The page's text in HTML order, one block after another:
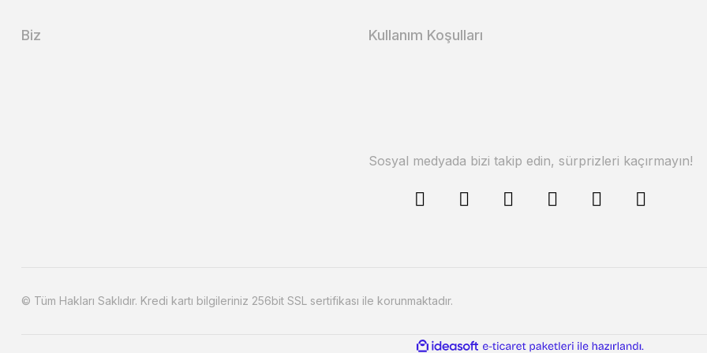
Biz Kullanım Koşulları
Sosyal medyada bizi takip edin, sürprizleri kaçırmayın!
© Tüm Hakları Saklıdır. Kredi kartı bilgileriniz 256bit SSL sertifikası ile korunmaktadır.
ideasoft e-